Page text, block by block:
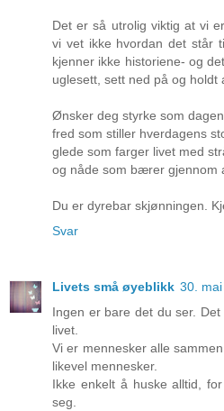
Det er så utrolig viktig at vi
vi vet ikke hvordan det står
kjenner ikke historiene- og
uglesett, sett ned på og holdt
Ønsker deg styrke som
fred som stiller hverdagens
glede som farger livet med
og nåde som bærer gjennom
Du er dyrebar skjønningen.
Svar
Livets små øyeblikk 30.
Ingen er bare det du ser.
livet.
Vi er mennesker alle
likevel mennesker.
Ikke enkelt å huske alltid,
seg.